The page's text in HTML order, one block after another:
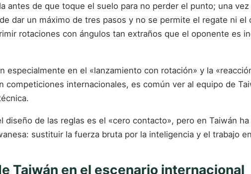
antes de que toque el suelo para no perder el punto; una
dar un máximo de tres pasos y no se permite el regate ni
rotaciones con ángulos tan extraños que el oponente es
especialmente en el «lanzamiento con rotación» y la
competiciones internacionales, es común ver al equipo de
diseño de las reglas es el «cero contacto», pero en Taiwán
sustituir la fuerza bruta por la inteligencia y el trabajo
Taiwán en el escenario internacional